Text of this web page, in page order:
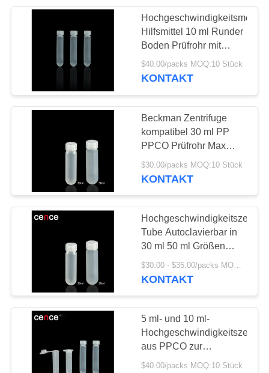
Blutbank-Zentrifuge
53
Langsame
Zentrifuge
214
60
Hilfsmittel 10 ml Runder
Boden Prüfrohr mit
PPCO-Material und
Kappe
$40.00/packs MOQ:10 Stück
KONTAKT
Beckman Zentrifuge
kompatibel 30 ml PP
PPCO Prüfrohr Max
RCF 50000xg Größe
25,5 x 94,3 mm
$30.00/packs MOQ:10 Stück
KONTAKT
Tube Autoclavierbar in
30 ml 50 ml Größen
PPCO Material für
Beckman-Zentrifuge
$30.00 - $35.00/packs MOQ:10 Stück
KONTAKT
5 ml- und 10 ml-
aus PPCO zur
Zentrifugeklassifizierung
$40.00/packs MOQ:10 Stück